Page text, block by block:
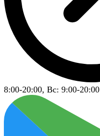
8:00-20:00, Вс: 9:00-20:00